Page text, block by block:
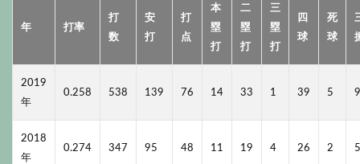
年 打率
打
数
安
打
打
点
本
塁
打
二
塁
打
三
塁
打
四
球
死
球
2019
年
0.258 538 139 76 14 33 1 39 5
2018
年
0.274 347 95 48 11 19 4 26 2